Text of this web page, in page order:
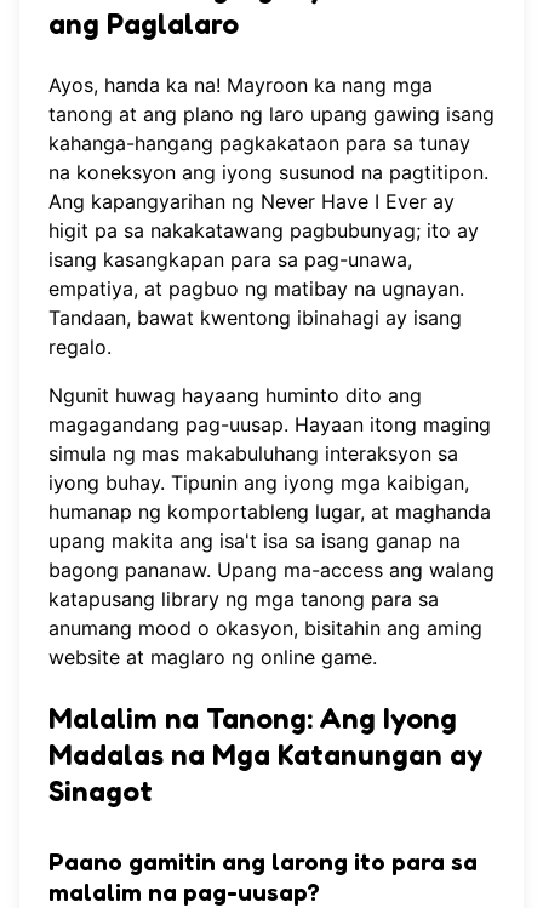
ang Paglalaro
Ayos, handa ka na! Mayroon ka nang mga
tanong at ang plano ng laro upang gawing isang
kahanga-hangang pagkakataon para sa tunay
na koneksyon ang iyong susunod na pagtitipon.
Ang kapangyarihan ng Never Have I Ever ay
higit pa sa nakakatawang pagbubunyag; ito ay
isang kasangkapan para sa pag-unawa,
empatiya, at pagbuo ng matibay na ugnayan.
Tandaan, bawat kwentong ibinahagi ay isang
regalo.
Ngunit huwag hayaang huminto dito ang
magagandang pag-uusap. Hayaan itong maging
simula ng mas makabuluhang interaksyon sa
iyong buhay. Tipunin ang iyong mga kaibigan,
humanap ng komportableng lugar, at maghanda
upang makita ang isa't isa sa isang ganap na
bagong pananaw. Upang ma-access ang walang
katapusang library ng mga tanong para sa
anumang mood o okasyon, bisitahin ang aming
website at maglaro ng online game.
Malalim na Tanong: Ang Iyong
Madalas na Mga Katanungan ay
Sinagot
Paano gamitin ang larong ito para sa
malalim na pag-uusap?